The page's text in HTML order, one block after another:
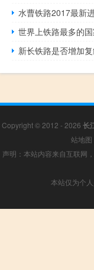
水曹铁路2017最新
世界上铁路最多的
新长铁路是否增加
Copyright © 2012 - 2026 长
站地图
声明：本站内容来自互联网
本站仅为个